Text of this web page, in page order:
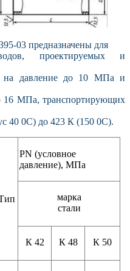
03 предназначены для
проектируемых и
давление до 10 МПа и
16 МПа, транспортирующих
40 0С) до 423 К (150 0С).
РN (условное
давление), МПа
марка
стали
К 42 К 48 К 50